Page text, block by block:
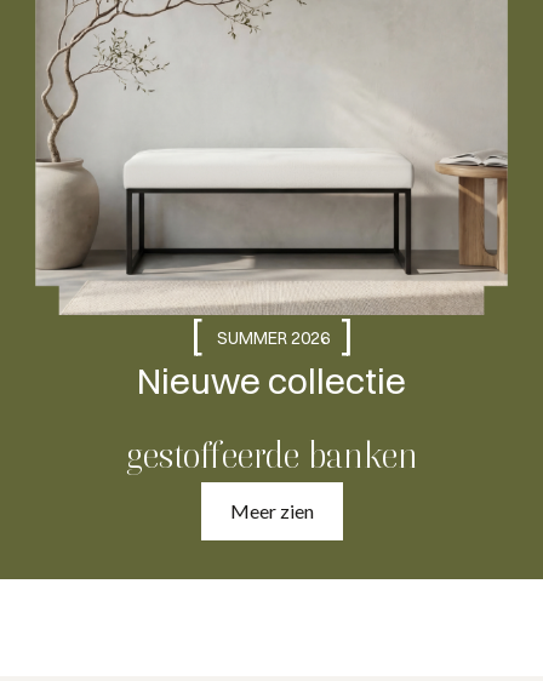
[ SUMMER 2026 ]
Nieuwe collectie
gestoffeerde banken
Meer zien